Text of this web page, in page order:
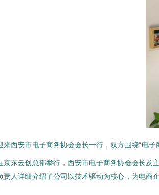
来西安市电子商务协会会长一行，双方围绕“电
京东云创总部举行，西安市电子商务协会会长及
责人详细介绍了公司以技术驱动为核心，为电商